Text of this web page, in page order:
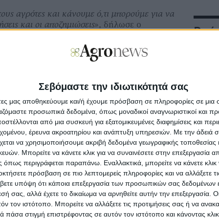
Σεβόμαστε την ιδιωτικότητά σας
μας αποθηκεύουμε και/ή έχουμε πρόσβαση σε πληροφορίες σε
προσωπικά δεδομένα, όπως μοναδικοί αναγνωριστικοί και
από μια συσκευή για εξατομικευμένες διαφημίσεις και
έρευνα ακροατηρίου και ανάπτυξη υπηρεσιών. Με την άδειά
να χρησιμοποιήσουμε ακριβή δεδομένα γεωγραφικής τοποθεσίας
Μπορείτε να κάνετε κλικ για να συναινέσετε στην επεξεργασία
περιγράφεται παραπάνω. Εναλλακτικά, μπορείτε να κάνετε κλικ
πρόσβαση σε πιο λεπτομερείς πληροφορίες και να αλλάξετε
υπόψη ότι κάποια επεξεργασία των προσωπικών σας δεδομένων
σας, αλλά έχετε το δικαίωμα να αρνηθείτε αυτήν την επεξεργασία.
τον ιστότοπο. Μπορείτε να αλλάξετε τις προτιμήσεις σας ή να
στιγμή επιστρέφοντας σε αυτόν τον ιστότοπο και κάνοντας
αγρότες και κάνουμε ό,τι μπορούμε για να
και οι αποζημιώσεις», δήλωσε ο
Κωστής Χατζηδάκης, μιλώντας στην
ΕΡΤ. Ο ίδιος αναγνώρισε τις καθυστερήσεις
στον ΟΠΕΚΕΠΕ, αλλά τόνισε ότι η
υπό τον συντονισμό της ΑΑΔΕ.
του τσεκ
την ώρα, για να προετοιμαστεί το έδαφος και
της οποίας η προκαταβολή καταβαλλόταν τα
τέλος Οκτωβρίου. Τώρα δεν είμαστε στο τέλος
Οκτωβρίου. Έχει δοθεί όμως παράταση στους
για την υποβολή των δηλώσεων. Αφού
θα γίνει η επεξεργασία των δηλώσεων από
πια τον ΟΠΕΚΕΠΕ- και θα προχωρήσει όσο
την πληρωμή των αγροτών μας ως προς τη
δήλωσε ο Κωστής Χατζηδάκης, δίχως από
τον υπουργό Τσιάρα πως η προκαταβολή
Ροή
Στο
Η Ford
Η
Day
για